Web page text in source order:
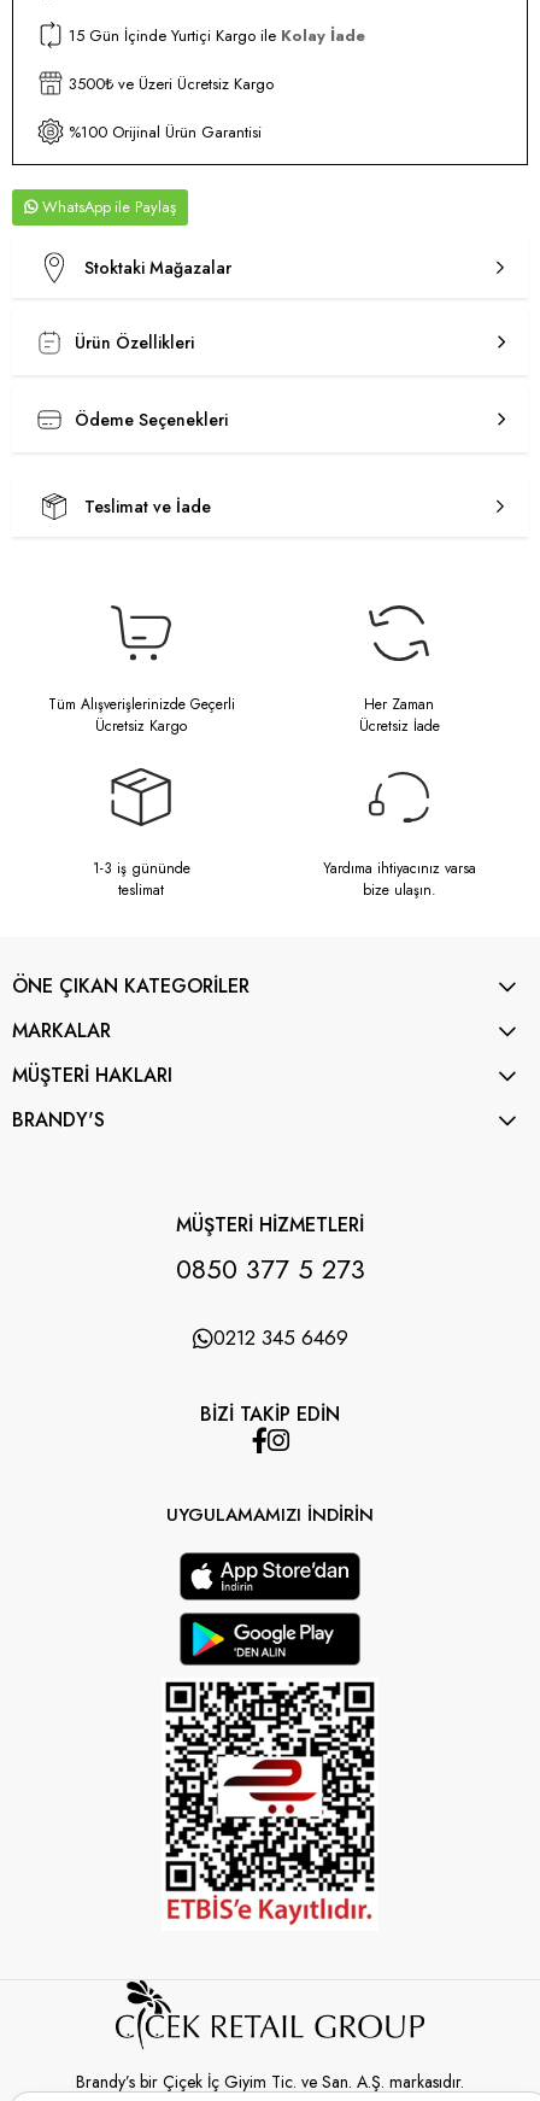
15 Gün İçinde Yurtiçi Kargo ile Kolay İade
3500₺ ve Üzeri Ücretsiz Kargo
%100 Orijinal Ürün Garantisi
WhatsApp
Stoktaki Mağazalar
Ürün Özellikleri
Ödeme Seçenekleri
Teslimat ve İade
Tüm Alışverişlerinizde Geçerli
Ücretsiz Kargo
Her Zaman
Ücretsiz İade
1-3 iş gününde
teslimat
Yardıma ihtiyacınız varsa
bize ulaşın.
ÖNE ÇIKAN KATEGORİLER
MARKALAR
MÜŞTERİ HAKLARI
BRANDY'S
MÜŞTERİ HİZMETLERİ
0850 377 5 273
0212 345 6469
BİZİ TAKİP EDİN
UYGULAMAMIZI İNDİRİN
Brandy’s bir Çiçek İç Giyim Tic. ve San. A.Ş. markasıdır.